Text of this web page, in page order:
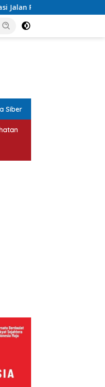
di Sekuro Mlonggo Ditarget
Siber